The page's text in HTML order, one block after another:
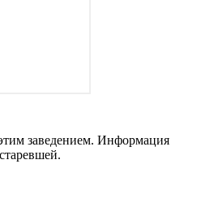
заведением. Информация